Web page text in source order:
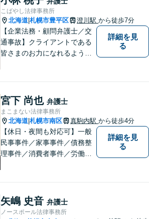
事故、離婚、債務整理など幅
広く対応する４０代の経験豊
富な弁護士です。
こばやし法律事務所
北海道 札幌市豊平区 澄川駅 から徒歩7分
【企業法務・顧問弁護士／交
通事故】クライアントである
皆さまのお力になれるよう全
詳細を見
る
宮下 尚也 弁護士
まこまない法律事務所
北海道 札幌市南区 真駒内駅 から徒歩4分
【休日・夜間も対応可】一般
民事事件／家事事件／債務整
理事件／消費者事件／労働事
を抱え込まず、まずは一度ご
相談ください！
詳細を見
る
矢嶋 史音 弁護士
ノースポール法律事務所